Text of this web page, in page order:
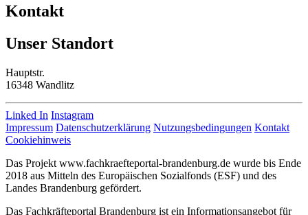
Kontakt
Unser Standort
Hauptstr.
16348 Wandlitz
Linked In Instagram
Impressum Datenschutzerklärung Nutzungsbedingungen Kontakt
Cookiehinweis
Das Projekt www.fachkraefteportal-brandenburg.de wurde bis Ende
2018 aus Mitteln des Europäischen Sozialfonds (ESF) und des
Landes Brandenburg gefördert.
Das Fachkräfteportal Brandenburg ist ein Informationsangebot für